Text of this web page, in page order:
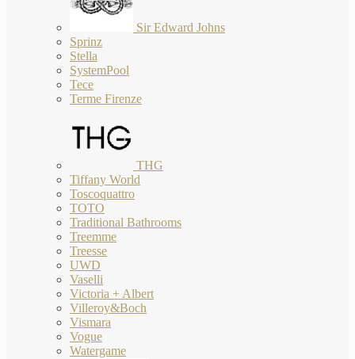
Sir Edward Johns
Sprinz
Stella
SystemPool
Tece
Terme Firenze
THG
Tiffany World
Toscoquattro
TOTO
Traditional Bathrooms
Treemme
Treesse
UWD
Vaselli
Victoria + Albert
Villeroy&Boch
Vismara
Vogue
Watergame